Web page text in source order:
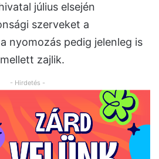
július elsején
szerveket a
nyomozás pedig jelenleg is
zajlik.
- Hirdetés -